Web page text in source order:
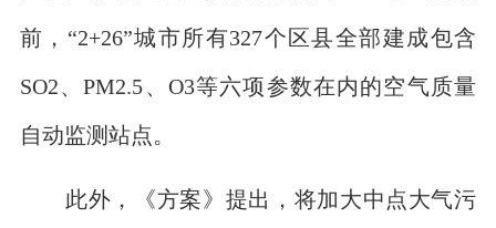
前，“2+26”城市所有327个区县全部建成包含
SO2、PM2.5、O3等六项参数在内的空气质量
自动监测站点。
此外，《方案》提出，将加大中点大气污